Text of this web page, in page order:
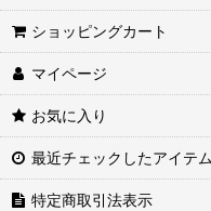
ショッピングカート
マイページ
お気に入り
最近チェックしたアイテム
特定商取引法表示